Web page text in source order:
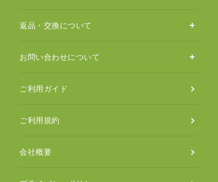
返品・交換について
お問い合わせについて
ご利用ガイド
ご利用規約
会社概要